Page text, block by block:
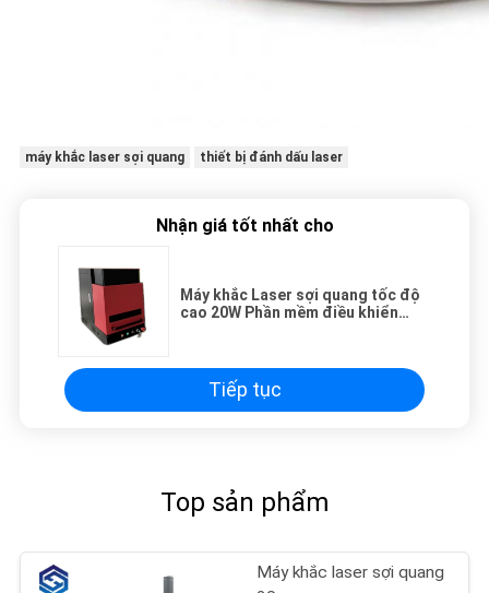
máy khắc laser sợi quang thiết bị đánh dấu laser
Nhận giá tốt nhất cho
Máy khắc Laser sợi quang tốc độ
cao 20W Phần mềm điều khiển
Tiếp tục
Top sản phẩm
Máy khắc laser sợi quang